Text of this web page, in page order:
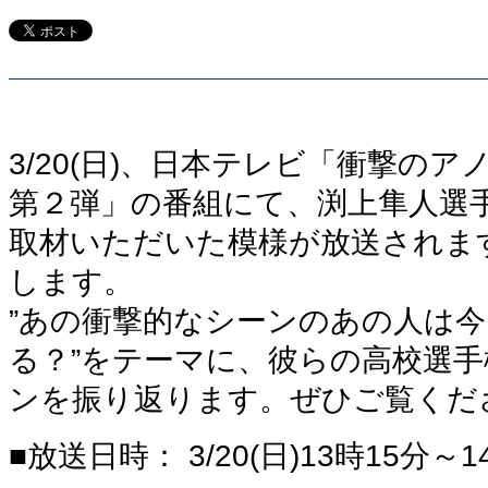
3/20(日)、日本テレビ「衝撃のア
第２弾」の番組にて、渕上隼人選
取材いただいた模様が放送され
します。
”あの衝撃的なシーンのあの人は
る？”をテーマに、彼らの高校選
ンを振り返ります。ぜひご覧くだ
■放送日時： 3/20(日)13時15分～